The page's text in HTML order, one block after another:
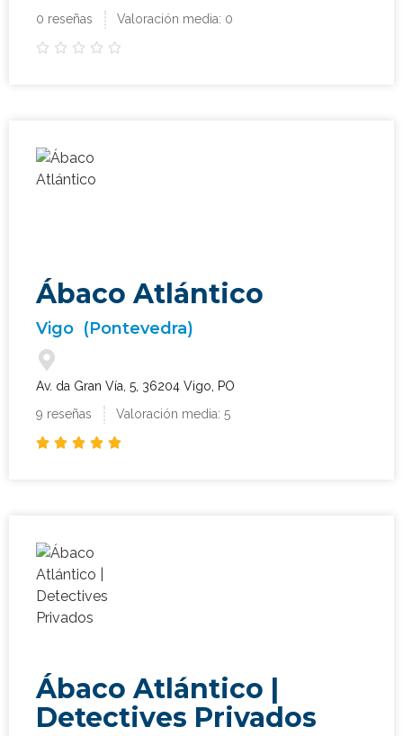
0 reseñas
Valoración media: 0
    
Ábaco Atlántico
Vigo (Pontevedra)
Av. da Gran Vía, 5, 36204 Vigo, PO
9 reseñas
Valoración media: 5
    
Ábaco Atlántico |
Detectives Privados